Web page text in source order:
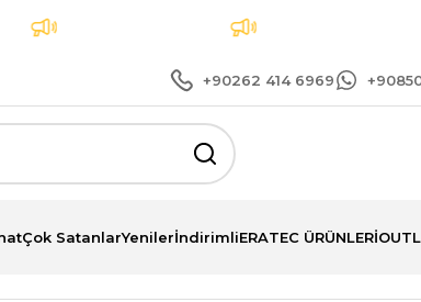
Aynı Gün Teslimat Tüm
+90262 414 6969
Çok SatanlarYenilerİndirimliERATEC ÜRÜNLERİ